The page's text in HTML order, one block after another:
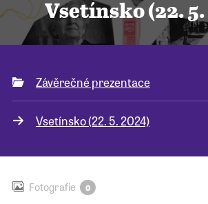
Kontakty
Místa
O projektu
Vsetínsko (22.
Závěrečné prezentace
Vsetínsko (22. 5. 2024)
Fotografie 0